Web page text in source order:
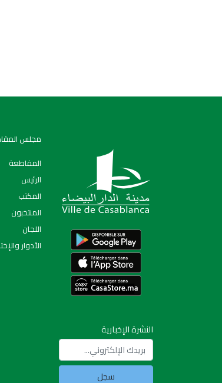
النشرة الإخبارية
سجل
مجلس
المقاطعة
الرئيس
المكتب
المنتخبون
اللجان
الأدوار